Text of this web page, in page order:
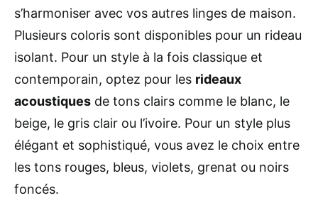
s’harmoniser avec vos autres linges de maison.
Plusieurs coloris sont disponibles pour un rideau
isolant. Pour un style à la fois classique et
contemporain, optez pour les rideaux
acoustiques de tons clairs comme le blanc, le
beige, le gris clair ou l’ivoire. Pour un style plus
élégant et sophistiqué, vous avez le choix entre
les tons rouges, bleus, violets, grenat ou noirs
foncés.